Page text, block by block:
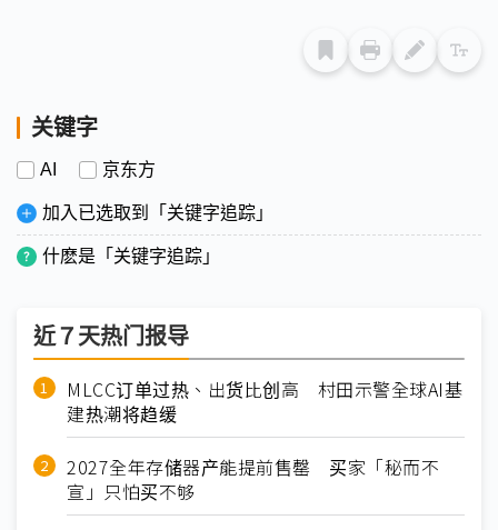
关键字
AI 京东方
加入已选取到「关键字追踪」
什麽是「关键字追踪」
近７天热门报导
MLCC订单过热、出货比创高 村田示警全球AI基
建热潮将趋缓
2027全年存储器产能提前售罄 买家「秘而不
宣」只怕买不够